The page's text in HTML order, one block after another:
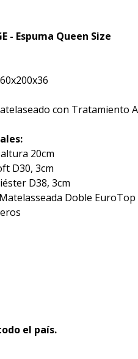
- Espuma Queen Size
con Tratamiento
20cm
D30, 3cm
D38, 3cm
Doble EuroTop
el país.